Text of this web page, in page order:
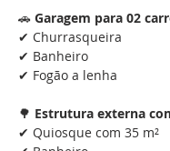
🚗 Garagem para 02
✔ Churrasqueira
✔ Banheiro
✔ Fogão a lenha
🌳 Estrutura externa
✔ Quiosque com 35 m²